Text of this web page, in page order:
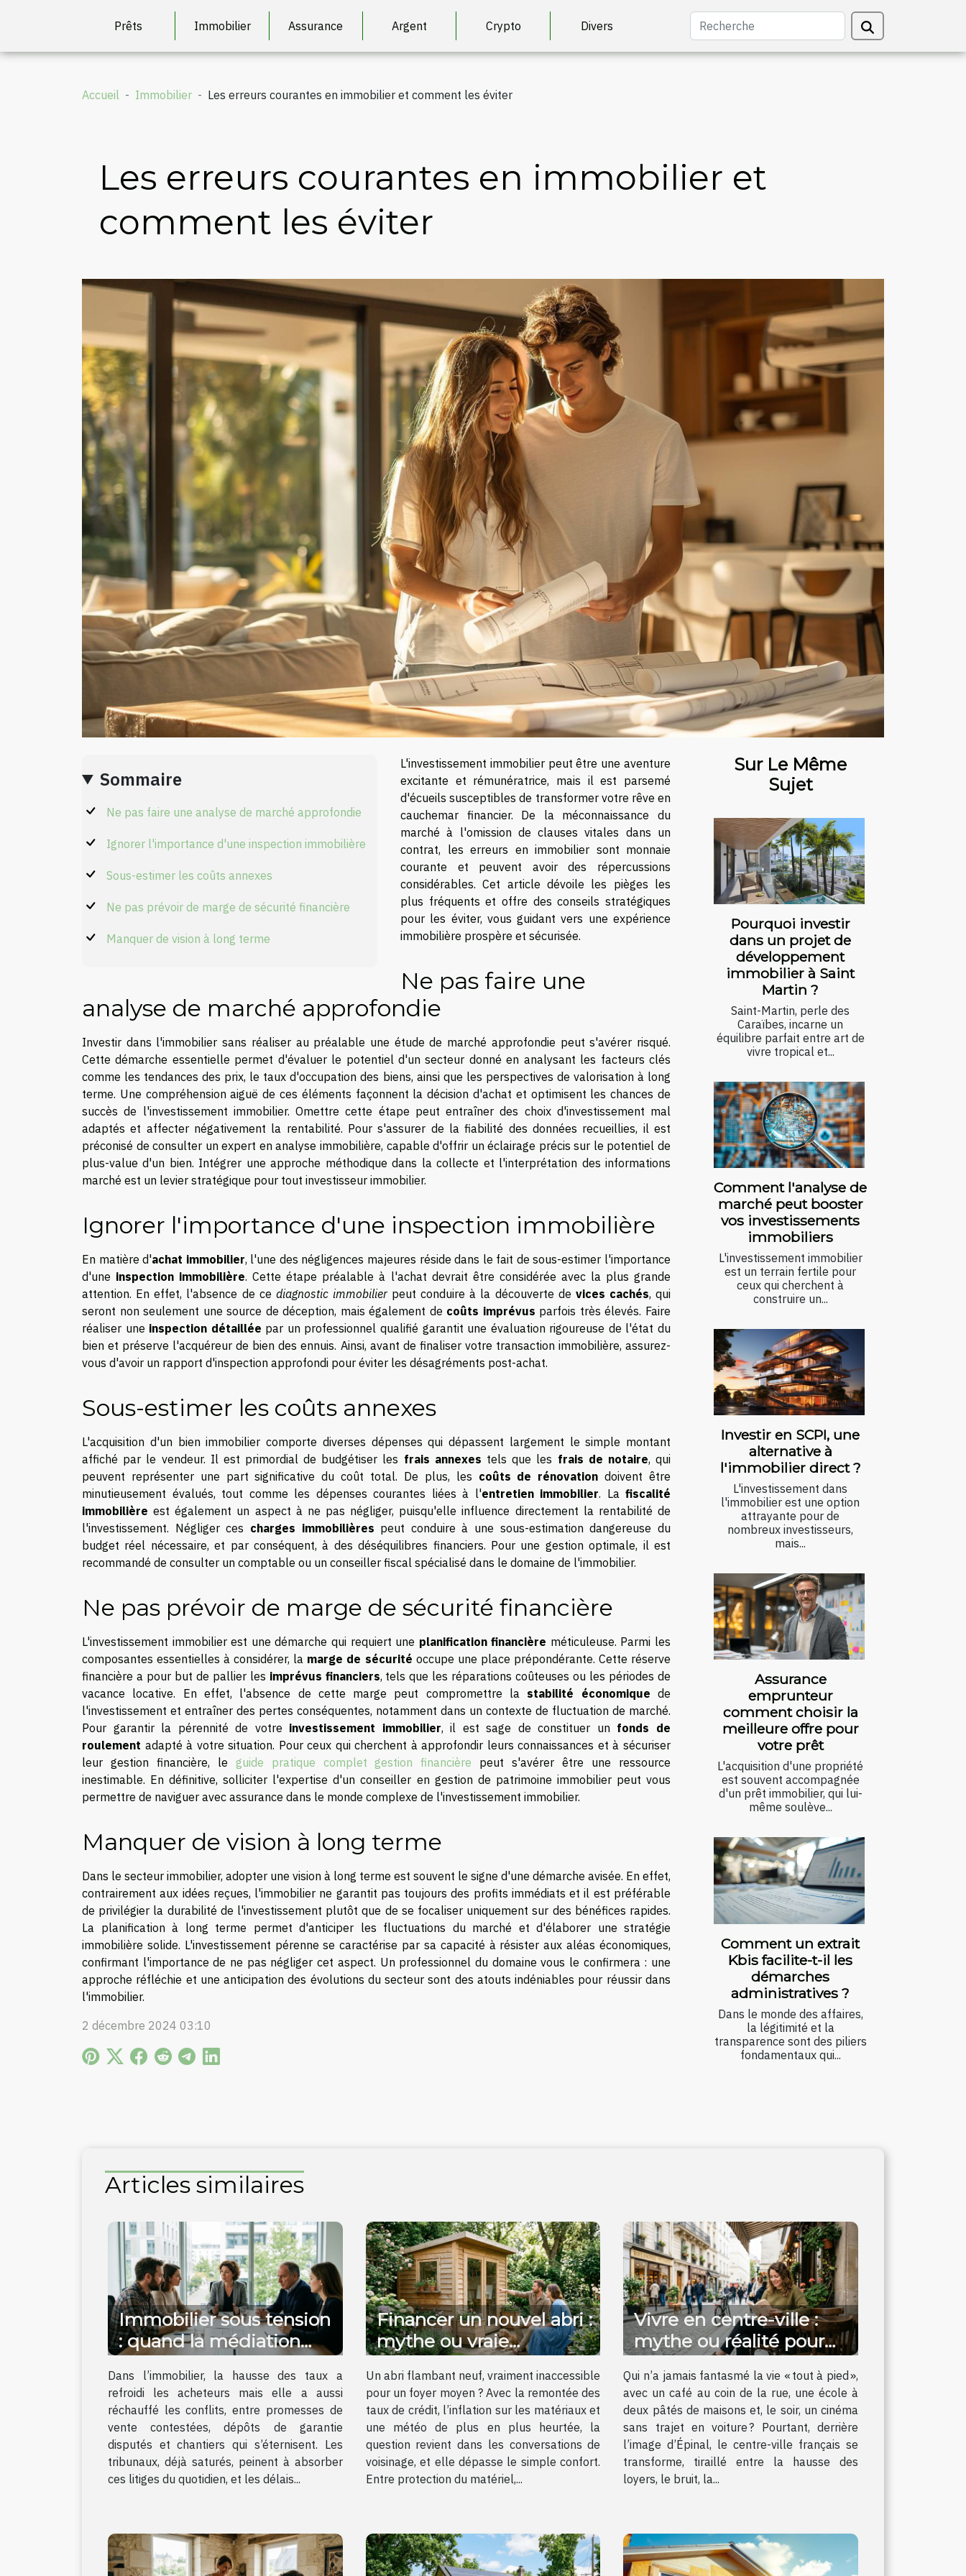
Prêts Immobilier Assurance Argent Crypto Divers
Accueil Immobilier Les erreurs courantes en immobilier et comment les éviter
Les erreurs courantes en immobilier et
comment les éviter
Sommaire
Ne pas faire une analyse de marché approfondie
Ignorer l'importance d'une inspection immobilière
Sous-estimer les coûts annexes
Ne pas prévoir de marge de sécurité financière
Manquer de vision à long terme
L'investissement immobilier peut être une aventure
excitante et rémunératrice, mais il est parsemé
d'écueils susceptibles de transformer votre rêve en
cauchemar financier. De la méconnaissance du
marché à l'omission de clauses vitales dans un
contrat, les erreurs en immobilier sont monnaie
courante et peuvent avoir des répercussions
considérables. Cet article dévoile les pièges les
plus fréquents et offre des conseils stratégiques
pour les éviter, vous guidant vers une expérience
immobilière prospère et sécurisée.
Ne pas faire une
analyse de marché approfondie
Investir dans l'immobilier sans réaliser au préalable une étude de marché approfondie peut s'avérer risqué.
Cette démarche essentielle permet d'évaluer le potentiel d'un secteur donné en analysant les facteurs clés
comme les tendances des prix, le taux d'occupation des biens, ainsi que les perspectives de valorisation à long
terme. Une compréhension aiguë de ces éléments façonnent la décision d'achat et optimisent les chances de
succès de l'investissement immobilier. Omettre cette étape peut entraîner des choix d'investissement mal
adaptés et affecter négativement la rentabilité. Pour s'assurer de la fiabilité des données recueillies, il est
préconisé de consulter un expert en analyse immobilière, capable d'offrir un éclairage précis sur le potentiel de
plus-value d'un bien. Intégrer une approche méthodique dans la collecte et l'interprétation des informations
marché est un levier stratégique pour tout investisseur immobilier.
Ignorer l'importance d'une inspection immobilière
En matière d'achat immobilier, l'une des négligences majeures réside dans le fait de sous-estimer l'importance
d'une inspection immobilière. Cette étape préalable à l'achat devrait être considérée avec la plus grande
attention. En effet, l'absence de ce diagnostic immobilierpeut conduire à la découverte de vices cachés, qui
seront non seulement une source de déception, mais également de coûts imprévus parfois très élevés. Faire
réaliser une inspection détaillée par un professionnel qualifié garantit une évaluation rigoureuse de l'état du
bien et préserve l'acquéreur de bien des ennuis. Ainsi, avant de finaliser votre transaction immobilière, assurez-
vous d'avoir un rapport d'inspection approfondi pour éviter les désagréments post-achat.
Sous-estimer les coûts annexes
L'acquisition d'un bien immobilier comporte diverses dépenses qui dépassent largement le simple montant
affiché par le vendeur. Il est primordial de budgétiser les frais annexes tels que les frais de notaire, qui
peuvent représenter une part significative du coût total. De plus, les coûts de rénovation doivent être
minutieusement évalués, tout comme les dépenses courantes liées à l'entretien immobilier. La fiscalité
immobilière est également un aspect à ne pas négliger, puisqu'elle influence directement la rentabilité de
l'investissement. Négliger ces charges immobilières peut conduire à une sous-estimation dangereuse du
budget réel nécessaire, et par conséquent, à des déséquilibres financiers. Pour une gestion optimale, il est
recommandé de consulter un comptable ou un conseiller fiscal spécialisé dans le domaine de l'immobilier.
Ne pas prévoir de marge de sécurité financière
L'investissement immobilier est une démarche qui requiert une planification financière méticuleuse. Parmi les
composantes essentielles à considérer, la marge de sécurité occupe une place prépondérante. Cette réserve
financière a pour but de pallier les imprévus financiers, tels que les réparations coûteuses ou les périodes de
vacance locative. En effet, l'absence de cette marge peut compromettre la stabilité économique de
l'investissement et entraîner des pertes conséquentes, notamment dans un contexte de fluctuation de marché.
Pour garantir la pérennité de votre investissement immobilier, il est sage de constituer un fonds de
roulement adapté à votre situation. Pour ceux qui cherchent à approfondir leurs connaissances et à sécuriser
leur gestion financière, le guide pratique complet gestion financière peut s'avérer être une ressource
inestimable. En définitive, solliciter l'expertise d'un conseiller en gestion de patrimoine immobilier peut vous
permettre de naviguer avec assurance dans le monde complexe de l'investissement immobilier.
Manquer de vision à long terme
Dans le secteur immobilier, adopter une vision à long terme est souvent le signe d'une démarche avisée. En effet,
contrairement aux idées reçues, l'immobilier ne garantit pas toujours des profits immédiats et il est préférable
de privilégier la durabilité de l'investissement plutôt que de se focaliser uniquement sur des bénéfices rapides.
La planification à long terme permet d'anticiper les fluctuations du marché et d'élaborer une stratégie
immobilière solide. L'investissement pérenne se caractérise par sa capacité à résister aux aléas économiques,
confirmant l'importance de ne pas négliger cet aspect. Un professionnel du domaine vous le confirmera : une
approche réfléchie et une anticipation des évolutions du secteur sont des atouts indéniables pour réussir dans
l'immobilier.
2 décembre 2024 03:10
Sur Le Même
Sujet
Pourquoi investir
dans un projet de
développement
immobilier à Saint
Martin ?
Saint-Martin, perle des
Caraïbes, incarne un
équilibre parfait entre art de
vivre tropical et...
Comment l'analyse de
marché peut booster
vos investissements
immobiliers
L'investissement immobilier
est un terrain fertile pour
ceux qui cherchent à
construire un...
Investir en SCPI, une
alternative à
l'immobilier direct ?
L'investissement dans
l'immobilier est une option
attrayante pour de
nombreux investisseurs,
mais...
Assurance
emprunteur
comment choisir la
meilleure offre pour
votre prêt
L'acquisition d'une propriété
est souvent accompagnée
d'un prêt immobilier, qui lui-
même soulève...
Comment un extrait
Kbis facilite-t-il les
démarches
administratives ?
Dans le monde des affaires,
la légitimité et la
transparence sont des piliers
fondamentaux qui...
Articles similaires
Immobilier sous tension
: quand la médiation
évite le tribunal
Dans l’immobilier, la hausse des taux a
refroidi les acheteurs mais elle a aussi
réchauffé les conflits, entre promesses de
vente contestées, dépôts de garantie
disputés et chantiers qui s’éternisent. Les
tribunaux, déjà saturés, peinent à absorber
ces litiges du quotidien, et les délais...
Financer un nouvel abri :
mythe ou vraie
opportunité pour
valoriser votre jardin ?
Un abri flambant neuf, vraiment inaccessible
pour un foyer moyen ? Avec la remontée des
taux de crédit, l’inflation sur les matériaux et
une météo de plus en plus heurtée, la
question revient dans les conversations de
voisinage, et elle dépasse le simple confort.
Entre protection du matériel,...
Vivre en centre-ville :
mythe ou réalité pour
une vie apaisée ?
Qui n’a jamais fantasmé la vie « tout à pied »,
avec un café au coin de la rue, une école à
deux pâtés de maisons et, le soir, un cinéma
sans trajet en voiture ? Pourtant, derrière
l’image d’Épinal, le centre-ville français se
transforme, tiraillé entre la hausse des
loyers, le bruit, la...